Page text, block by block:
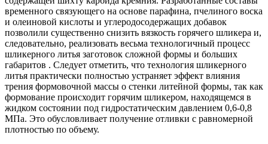
временного связующего на основе парафина, пчелиного воска
и олеиновой кислоты и углеродосодержащих добавок
позволили существенно снизить вязкость горячего шликера и,
следовательно, реализовать весьма технологичный процесс
шликерного литья заготовок сложной формы и больших
габаритов . Следует отметить, что технология шликерного
литья практически полностью устраняет эффект влияния
трения формовочной массы о стенки литейной формы, так как
формование происходит горячим шликером, находящемся в
жидком состоянии под гидростатическим давлением 0,6-0,8
МПа. Это обусловливает получение отливки с равномерной
плотностью по объему.